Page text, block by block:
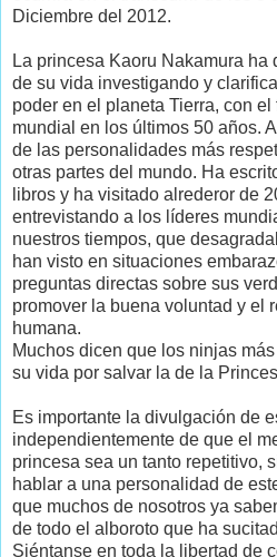
Diciembre del 2012.
La princesa Kaoru Nakamura ha
de su vida investigando y
poder en el planeta Tierra, con
mundial en los últimos 50 años.
de las personalidades más
otras partes del mundo. Ha
libros y ha visitado alrederor de
entrevistando a los líderes
nuestros tiempos, que
han visto en situaciones
preguntas directas sobre sus
promover la buena voluntad y el
humana.
Muchos dicen que los ninjas
su vida por salvar la de la
Es importante la divulgación de
independientemente de que el
princesa sea un tanto repetitivo,
hablar a una personalidad de
que muchos de nosotros ya
de todo el alboroto que ha
Siéntanse en toda la libertad de